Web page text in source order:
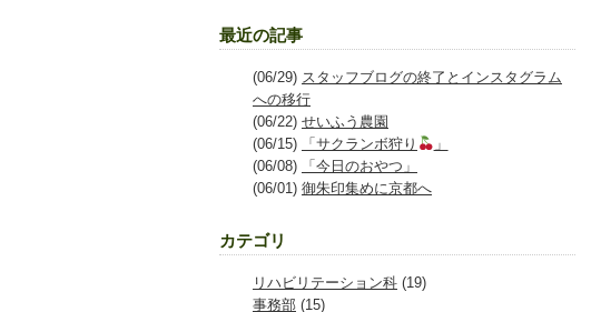
最近の記事
(06/29) スタッフブログの終了とインスタグラム
への移行
(06/22) せいふう農園
(06/15)
「サクランボ狩り
」
(06/08)
「今日のおやつ」
(06/01) 御朱印集めに京都へ
カテゴリ
リハビリテーション科 (19)
事務部 (15)